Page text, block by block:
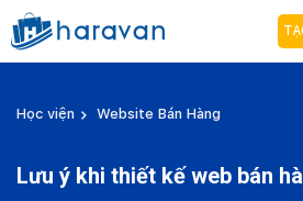
Học viện Website Bán Hàng
Lưu ý khi thiết kế web bán